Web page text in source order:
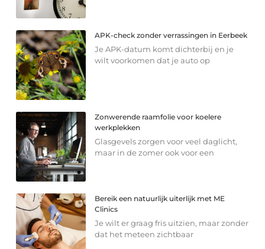
APK-check zonder verrassingen in Eerbeek
Je APK-datum komt dichterbij en je
wilt voorkomen dat je auto op
Zonwerende raamfolie voor koelere
werkplekken
Glasgevels zorgen voor veel daglicht,
maar in de zomer ook voor een
Bereik een natuurlijk uiterlijk met ME
Clinics
Je wilt er graag fris uitzien, maar zonder
dat het meteen zichtbaar